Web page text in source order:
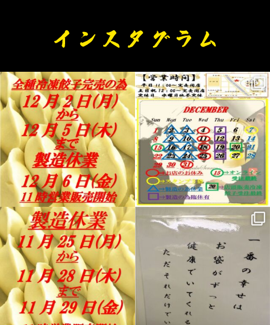
12月 2 11月 30